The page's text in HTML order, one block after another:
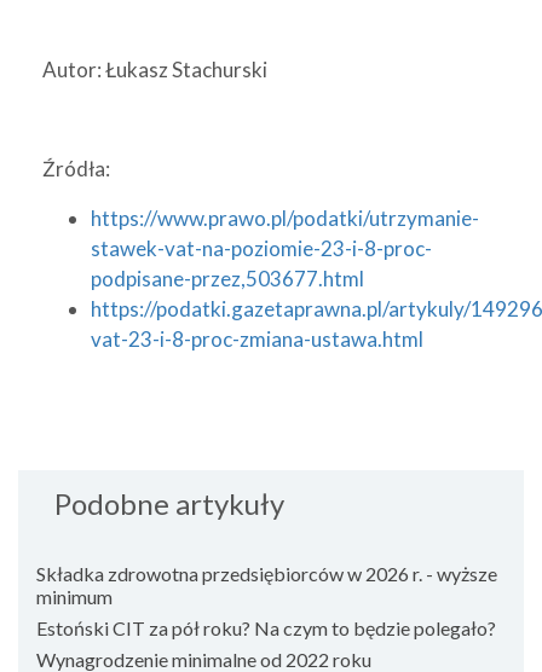
Autor: Łukasz Stachurski
Źródła:
https://www.prawo.pl/podatki/utrzymanie-
stawek-vat-na-poziomie-23-i-8-proc-
podpisane-przez,503677.html
https://podatki.gazetaprawna.pl/artykuly/
vat-23-i-8-proc-zmiana-ustawa.html
Podobne artykuły
Składka zdrowotna przedsiębiorców w 2026 r. - wyższe
minimum
Estoński CIT za pół roku? Na czym to będzie polegało?
Wynagrodzenie minimalne od 2022 roku